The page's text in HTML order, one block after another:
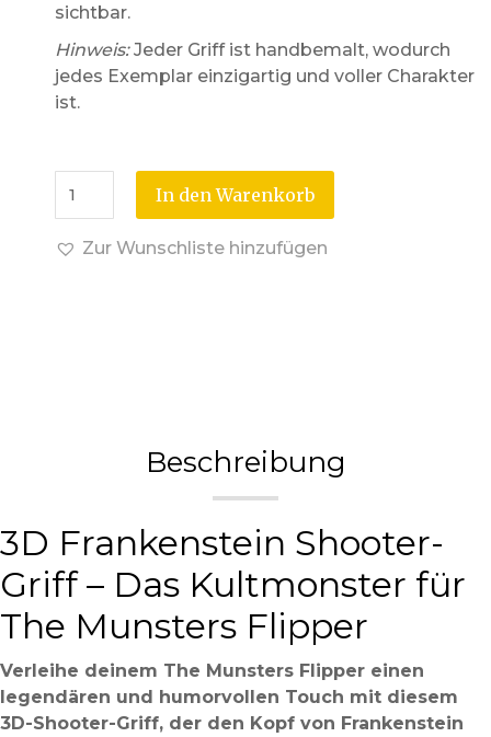
sichtbar.
Hinweis:Jeder Griff ist handbemalt, wodurch
jedes Exemplar einzigartig und voller Charakter
ist.
In den Warenkorb
Zur Wunschliste hinzufügen
Beschreibung
3D Frankenstein Shooter-
Griff – Das Kultmonster für
The Munsters Flipper
Verleihe deinem The Munsters Flipper einen
legendären und humorvollen Touch mit diesem
3D-Shooter-Griff, der den Kopf von Frankenstein